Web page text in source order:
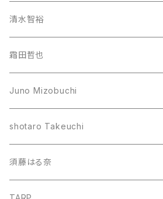
清水智裕
霜田哲也
Juno Mizobuchi
shotaro Takeuchi
須藤はる奈